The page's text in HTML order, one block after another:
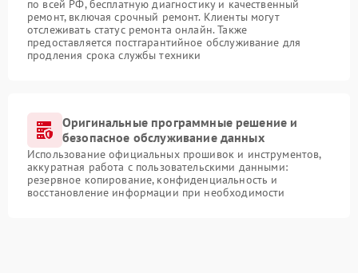
по всей РФ, бесплатную диагностику и качественный
ремонт, включая срочный ремонт. Клиенты могут
отслеживать статус ремонта онлайн. Также
предоставляется постгарантийное обслуживание для
продления срока службы техники
Оригинальные программные решение и
безопасное обслуживание данных
Использование официальных прошивок и инструментов,
аккуратная работа с пользовательскими данными:
резервное копирование, конфиденциальность и
восстановление информации при необходимости